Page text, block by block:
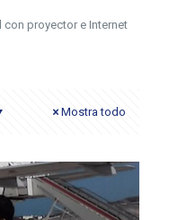
proyector e Internet
Mostra todo